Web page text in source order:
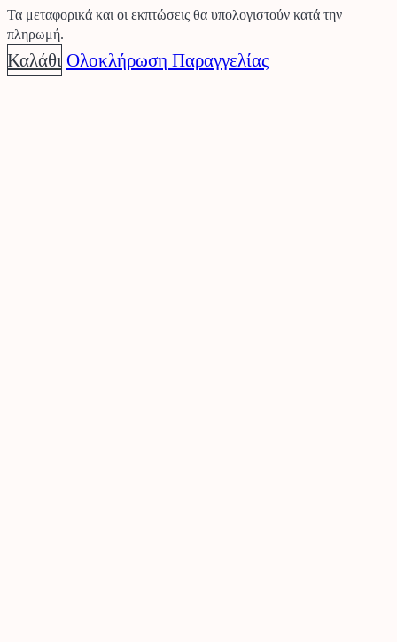
Προϊόντα
στο
Τα μεταφορικά και οι εκπτώσεις θα υπολογιστούν κατά την
πληρωμή.
Καλάθι Ολοκλήρωση Παραγγελίας